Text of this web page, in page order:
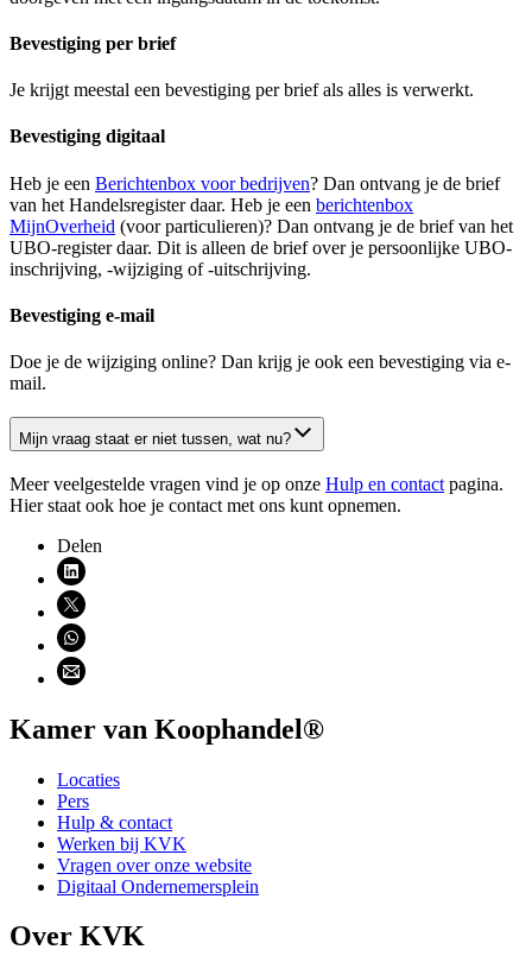
Bevestiging per brief
Je krijgt meestal een bevestiging per brief als alles is verwerkt.
Bevestiging digitaal
Heb je een Berichtenbox voor bedrijven? Dan ontvang je de brief
van het Handelsregister daar. Heb je een berichtenbox
MijnOverheid (voor particulieren)? Dan ontvang je de brief van het
UBO-register daar. Dit is alleen de brief over je persoonlijke UBO-
inschrijving, -wijziging of -uitschrijving.
Bevestiging e-mail
Doe je de wijziging online? Dan krijg je ook een bevestiging via e-
mail.
Mijn vraag staat er niet tussen, wat nu?
Meer veelgestelde vragen vind je op onze Hulp en contact pagina.
Hier staat ook hoe je contact met ons kunt opnemen.
Delen
Deel via LinkedIn (opent nieuw venster)
Deel via X (opent nieuw venster)
Deel via WhatsApp (opent WhatsApp)
Deel via email (opent email programma)
Kamer van Koophandel®
Locaties
Pers
Hulp & contact
Werken bij KVK
Vragen over onze website
Digitaal Ondernemersplein
Over KVK